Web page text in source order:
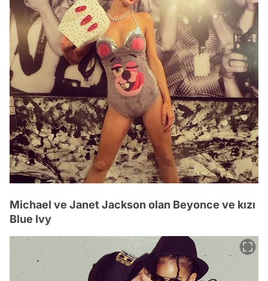
Michael ve Janet Jackson olan Beyonce ve kızı
Blue Ivy